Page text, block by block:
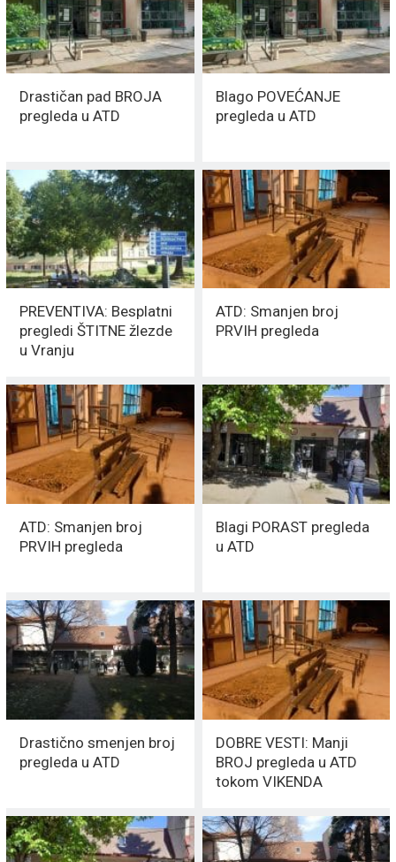
Drastičan pad BROJA
pregleda u ATD
Blago POVEĆANJE
pregleda u ATD
PREVENTIVA: Besplatni
pregledi ŠTITNE žlezde
u Vranju
ATD: Smanjen broj
PRVIH pregleda
ATD: Smanjen broj
PRVIH pregleda
Blagi PORAST pregleda
u ATD
Drastično smenjen broj
pregleda u ATD
DOBRE VESTI: Manji
BROJ pregleda u ATD
tokom VIKENDA